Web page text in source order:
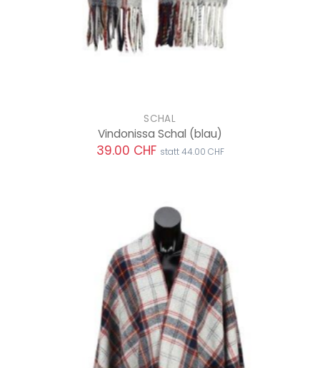
SCHAL
Vindonissa Schal (blau)
39.00 CHF statt 44.00 CHF